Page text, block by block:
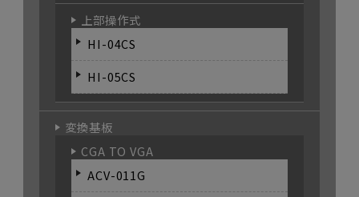
上部操作式
HI-04CS
HI-05CS
変換基板
CGA TO VGA
ACV-011G